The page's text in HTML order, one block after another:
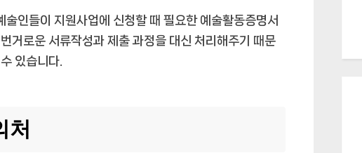
인들이 지원사업에 신청할 때 필요한 예술활동증명서
거로운 서류작성과 제출 과정을 대신 처리해주기 때문
있습니다.
처